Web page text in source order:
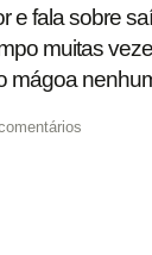
e fala sobre
muitas
mágoa